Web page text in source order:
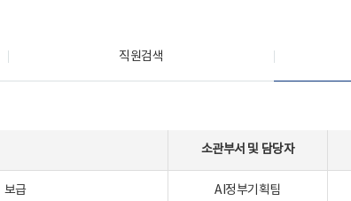
직원검색
소관부서 및 담당자
보급
AI정부기획팀